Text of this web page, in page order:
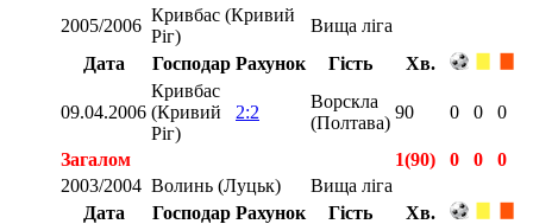
2005/2006
Кривбас (Кривий
Ріг)
Вища ліга
Дата
Господар Рахунок Гість Хв.
09.04.2006
Кривбас
(Кривий
Ріг)
2:2
Ворскла
(Полтава)
90 0 0 0
Загалом 1(90) 0 0
0
2003/2004 Волинь (Луцьк)
Вища ліга
Дата
Господар Рахунок Гість
Хв.